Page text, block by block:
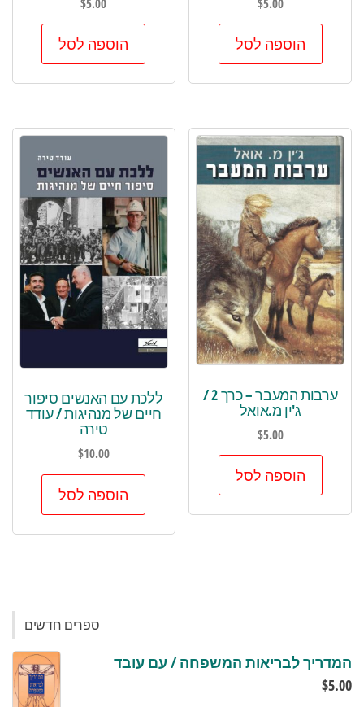
הוספה לסל הוספה לסל
ערבות המעבר – כרך 2 /
ג'ין מ.אואל
$5.00
הוספה לסל
ללכת עם האנשים סיפור
חיים של מנהיגות / עודד
טירה
$10.00
הוספה לסל
ספרים חדשים
המדריך לבריאות המשפחה / עם עובד
$5.00